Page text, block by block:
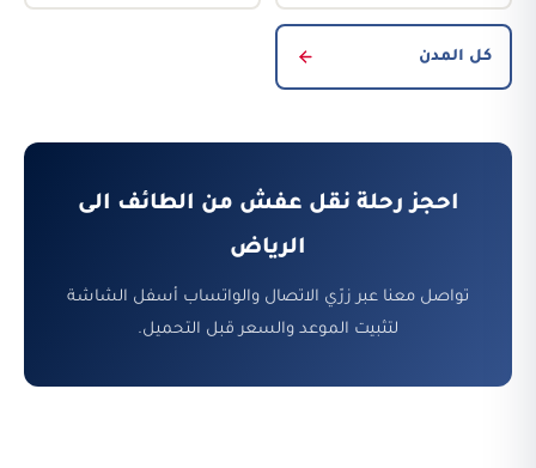
كل المدن
احجز رحلة نقل عفش من الطائف الى
الرياض
تواصل معنا عبر زرّي الاتصال والواتساب أسفل الشاشة
لتثبيت الموعد والسعر قبل التحميل.